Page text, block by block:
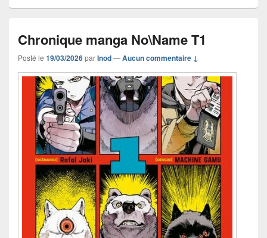
Chronique manga No\Name T1
Posté le 19/03/2026parInod—Aucun commentaire ↓